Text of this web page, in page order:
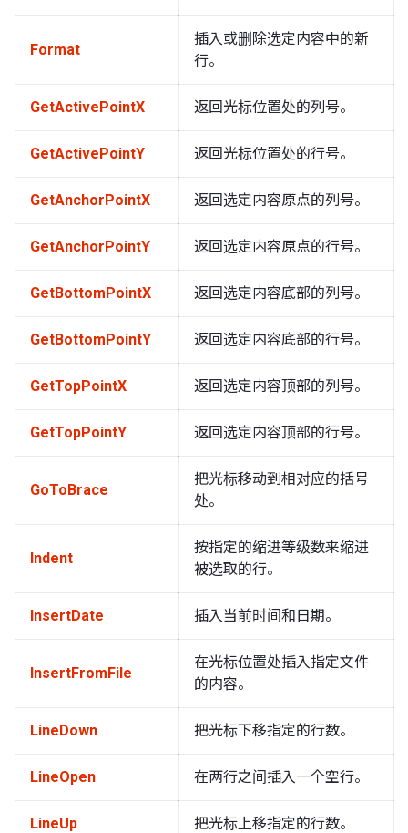
Format
插入或删除选定内容中的新
行。
GetActivePointX 返回光标位置处的列号。
GetActivePointY 返回光标位置处的行号。
GetAnchorPointX 返回选定内容原点的列号。
GetAnchorPointY 返回选定内容原点的行号。
GetBottomPointX 返回选定内容底部的列号。
GetBottomPointY 返回选定内容底部的行号。
GetTopPointX 返回选定内容顶部的列号。
GetTopPointY 返回选定内容顶部的行号。
GoToBrace
把光标移动到相对应的括号
处。
Indent
按指定的缩进等级数来缩进
被选取的行。
InsertDate 插入当前时间和日期。
InsertFromFile
在光标位置处插入指定文件
的内容。
LineDown 把光标下移指定的行数。
LineOpen 在两行之间插入一个空行。
LineUp 把光标上移指定的行数。